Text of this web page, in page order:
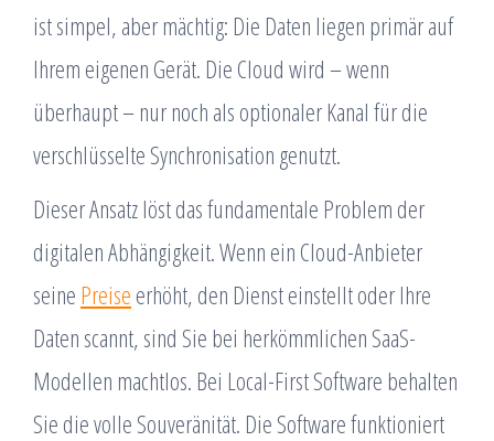
ist simpel, aber mächtig: Die Daten liegen primär auf
Ihrem eigenen Gerät. Die Cloud wird – wenn
überhaupt – nur noch als optionaler Kanal für die
verschlüsselte Synchronisation genutzt.
Dieser Ansatz löst das fundamentale Problem der
digitalen Abhängigkeit. Wenn ein Cloud-Anbieter
seine Preise erhöht, den Dienst einstellt oder Ihre
Daten scannt, sind Sie bei herkömmlichen SaaS-
Modellen machtlos. Bei Local-First Software behalten
Sie die volle Souveränität. Die Software funktioniert